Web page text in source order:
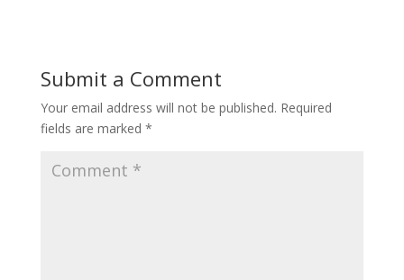
Submit a Comment
Your email address will not be published. Required
fields are marked *